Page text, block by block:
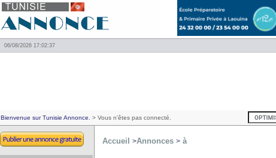
06/08/2026 17:02:37
Bienvenue sur Tunisie Annonce. > Vous n'êtes pas connecté.
Accueil >Annonces >à